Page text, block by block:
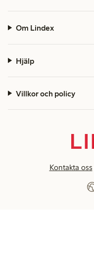
Om Lindex
Hjälp
Villkor och policy
Kontakta oss